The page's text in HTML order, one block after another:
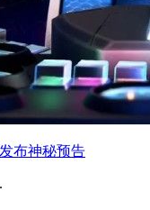
布神秘预告